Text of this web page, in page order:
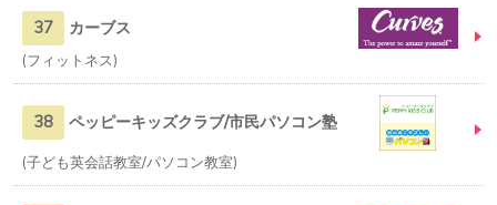
37 カーブス
フィットネス
38 ペッピーキッズクラブ/市民パソコン塾
子ども英会話教室/パソコン教室